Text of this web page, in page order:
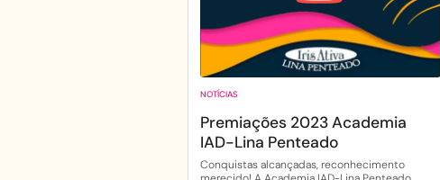
NOTÍCIAS
Premiações 2023 Academia
IAD-Lina Penteado
Conquistas alcançadas, reconhecimento